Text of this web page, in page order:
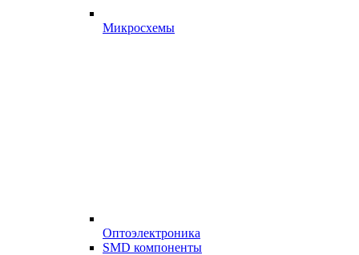
Микросхемы
Оптоэлектроника
SMD компоненты